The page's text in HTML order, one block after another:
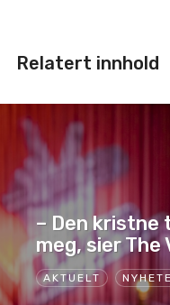
Relatert innhold
AKTUELT
– Den
meg, sier